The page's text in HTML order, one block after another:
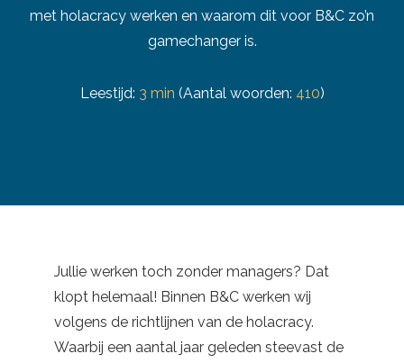
met holacracy werken en waarom dit voor B&C zo’n
gamechanger is.
Leestijd: 3 min (Aantal woorden: 410)
Jullie werken toch zonder managers? Dat
klopt helemaal! Binnen B&C werken wij
volgens de richtlijnen van de holacracy.
Waarbij een aantal jaar geleden steevast de